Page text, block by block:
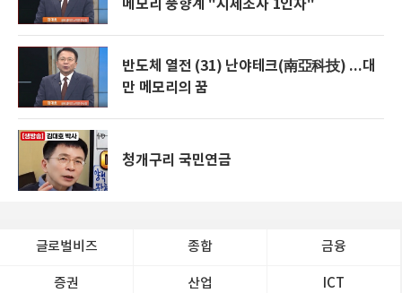
메모리 풍향계 "시세조사 1인자"
반도체 열전 (31) 난야테크(南亞科技) ...대
만 메모리의 꿈
청개구리 국민연금
글로벌비즈 종합 금융
증권 산업 ICT